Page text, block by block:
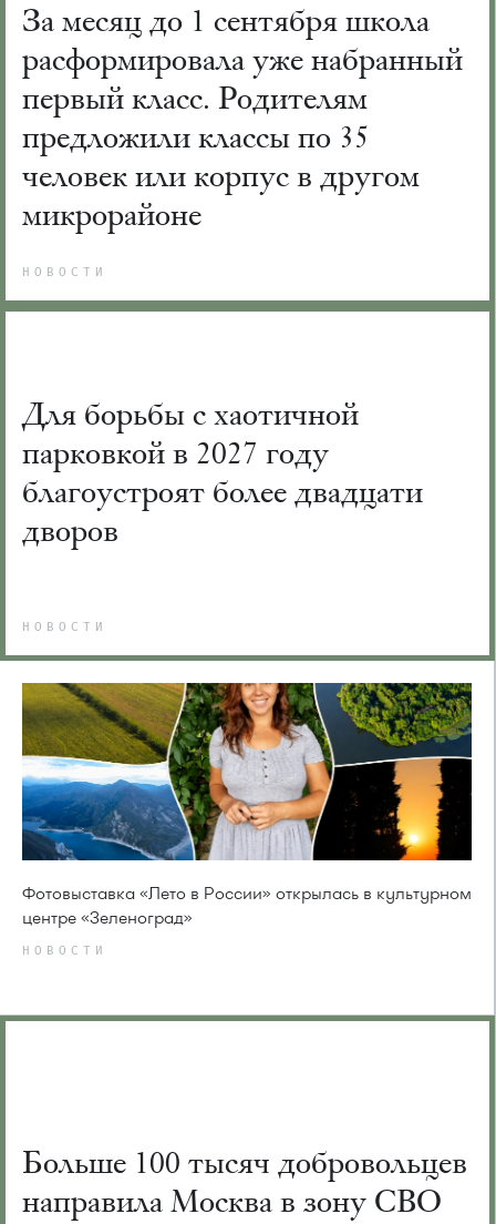
За месяц до 1 сентября школа
расформировала уже набранный
первый класс. Родителям
предложили классы по 35
человек или корпус в другом
микрорайоне
НОВОСТИ
Для борьбы с хаотичной
парковкой в 2027 году
благоустроят более двадцати
дворов
НОВОСТИ
Фотовыставка «Лето в России» открылась в культурном
центре «Зеленоград»
НОВОСТИ
Больше 100 тысяч добровольцев
направила Москва в зону СВО